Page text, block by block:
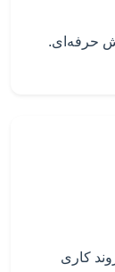
حرفه‌ای.
کاری